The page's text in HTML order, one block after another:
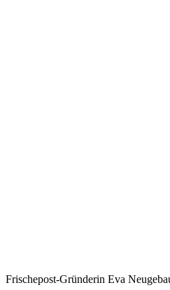
Frischepost-Gründerin Eva